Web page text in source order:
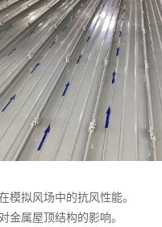
模拟风场中的抗风性能。
金属屋顶结构的影响。